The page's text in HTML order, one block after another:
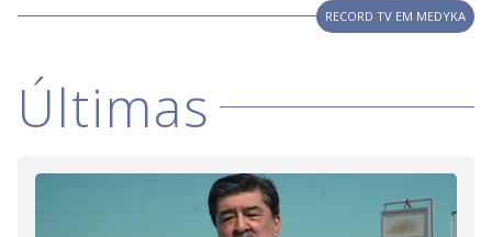
RECORD TV EM MEDYKA
Últimas